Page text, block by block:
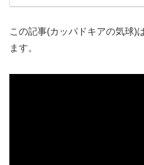
この記事(カッパドキアの気球)
ます。